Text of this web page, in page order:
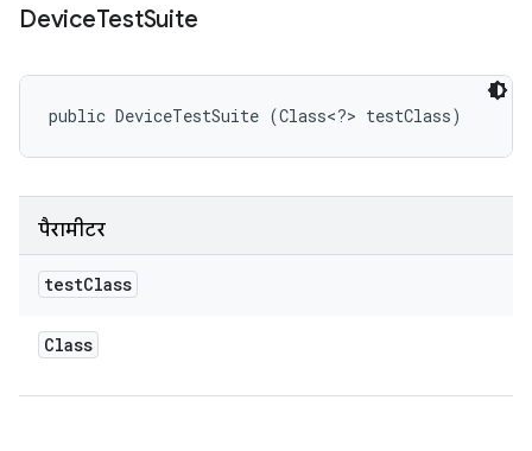
DeviceTestSuite
public DeviceTestSuite (Class<?> testClass)
पैरामीटर
testClass
Class